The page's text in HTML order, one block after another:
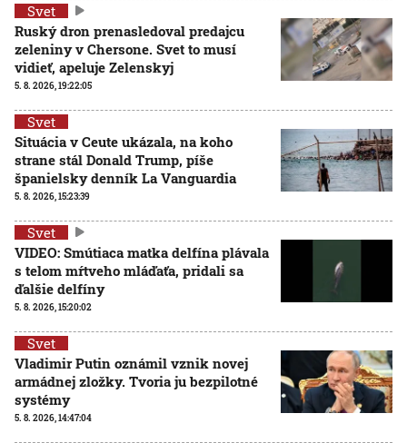
Svet
Ruský dron prenasledoval predajcu
zeleniny v Chersone. Svet to musí
vidieť, apeluje Zelenskyj
5. 8. 2026, 19:22:05
Svet
Situácia v Ceute ukázala, na koho
strane stál Donald Trump, píše
španielsky denník La Vanguardia
5. 8. 2026, 15:23:39
Svet
VIDEO: Smútiaca matka delfína plávala
s telom mŕtveho mláďaťa, pridali sa
ďalšie delfíny
5. 8. 2026, 15:20:02
Svet
Vladimir Putin oznámil vznik novej
armádnej zložky. Tvoria ju bezpilotné
systémy
5. 8. 2026, 14:47:04